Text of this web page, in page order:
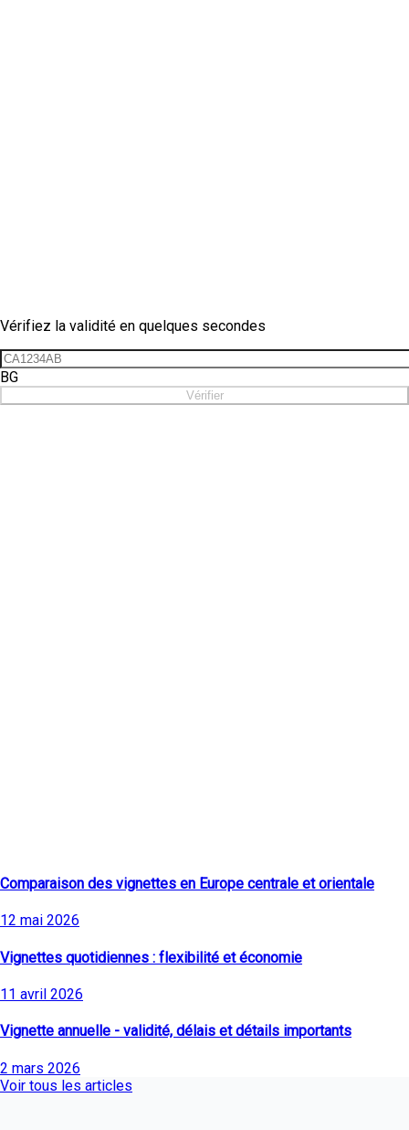
Vérifiez la validité en quelques secondes
BG
Vérifier
Comparaison des vignettes en Europe centrale et orientale
12 mai 2026
Vignettes quotidiennes : flexibilité et économie
11 avril 2026
Vignette annuelle - validité, délais et détails importants
2 mars 2026
Voir tous les articles